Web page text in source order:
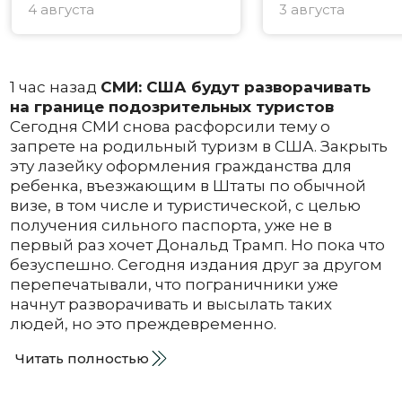
4 августа 3 августа
1 час назад СМИ: США будут разворачивать
на границе подозрительных туристов
Сегодня СМИ снова расфорсили тему о
запрете на родильный туризм в США. Закрыть
эту лазейку оформления гражданства для
ребенка, въезжающим в Штаты по обычной
визе, в том числе и туристической, с целью
получения сильного паспорта, уже не в
первый раз хочет Дональд Трамп. Но пока что
безуспешно. Сегодня издания друг за другом
перепечатывали, что пограничники уже
начнут разворачивать и высылать таких
людей, но это преждевременно.
Читать полностью